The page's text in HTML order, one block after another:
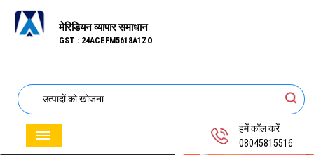
मेरिडियन व्यापार समाधान
GST : 24ACEFM5618A1ZO
हमें कॉल करें
08045815516